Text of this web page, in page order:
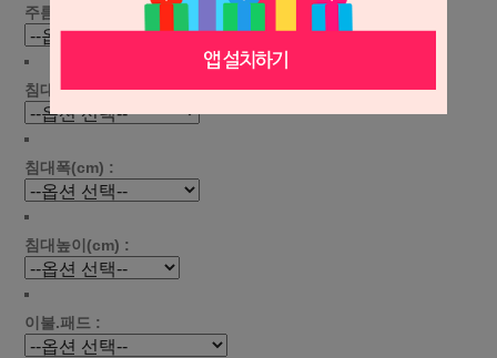
주름선택 :
침대길이(cm) :
침대폭(cm) :
침대높이(cm) :
이불.패드 :